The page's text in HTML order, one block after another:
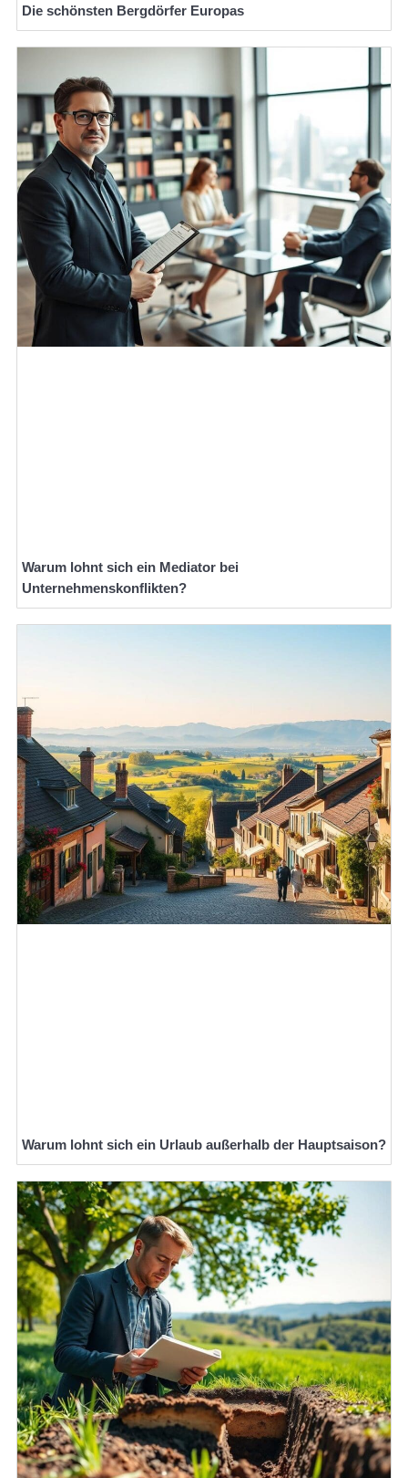
Die schönsten Bergdörfer Europas
Warum lohnt sich ein Mediator bei
Unternehmenskonflikten?
Warum lohnt sich ein Urlaub außerhalb der Hauptsaison?